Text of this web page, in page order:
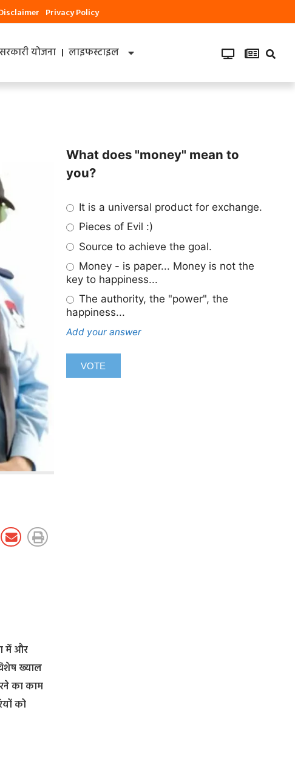
Privacy Policy
सरकारी योजना लाइफस्टाइल
में और
ख्याल
का काम
को
What does "money" mean to
you?
It is a universal product for exchange.
Pieces of Evil :)
Source to achieve the goal.
Money - is paper... Money is not the
key to happiness...
The authority, the "power", the
happiness...
Add your answer